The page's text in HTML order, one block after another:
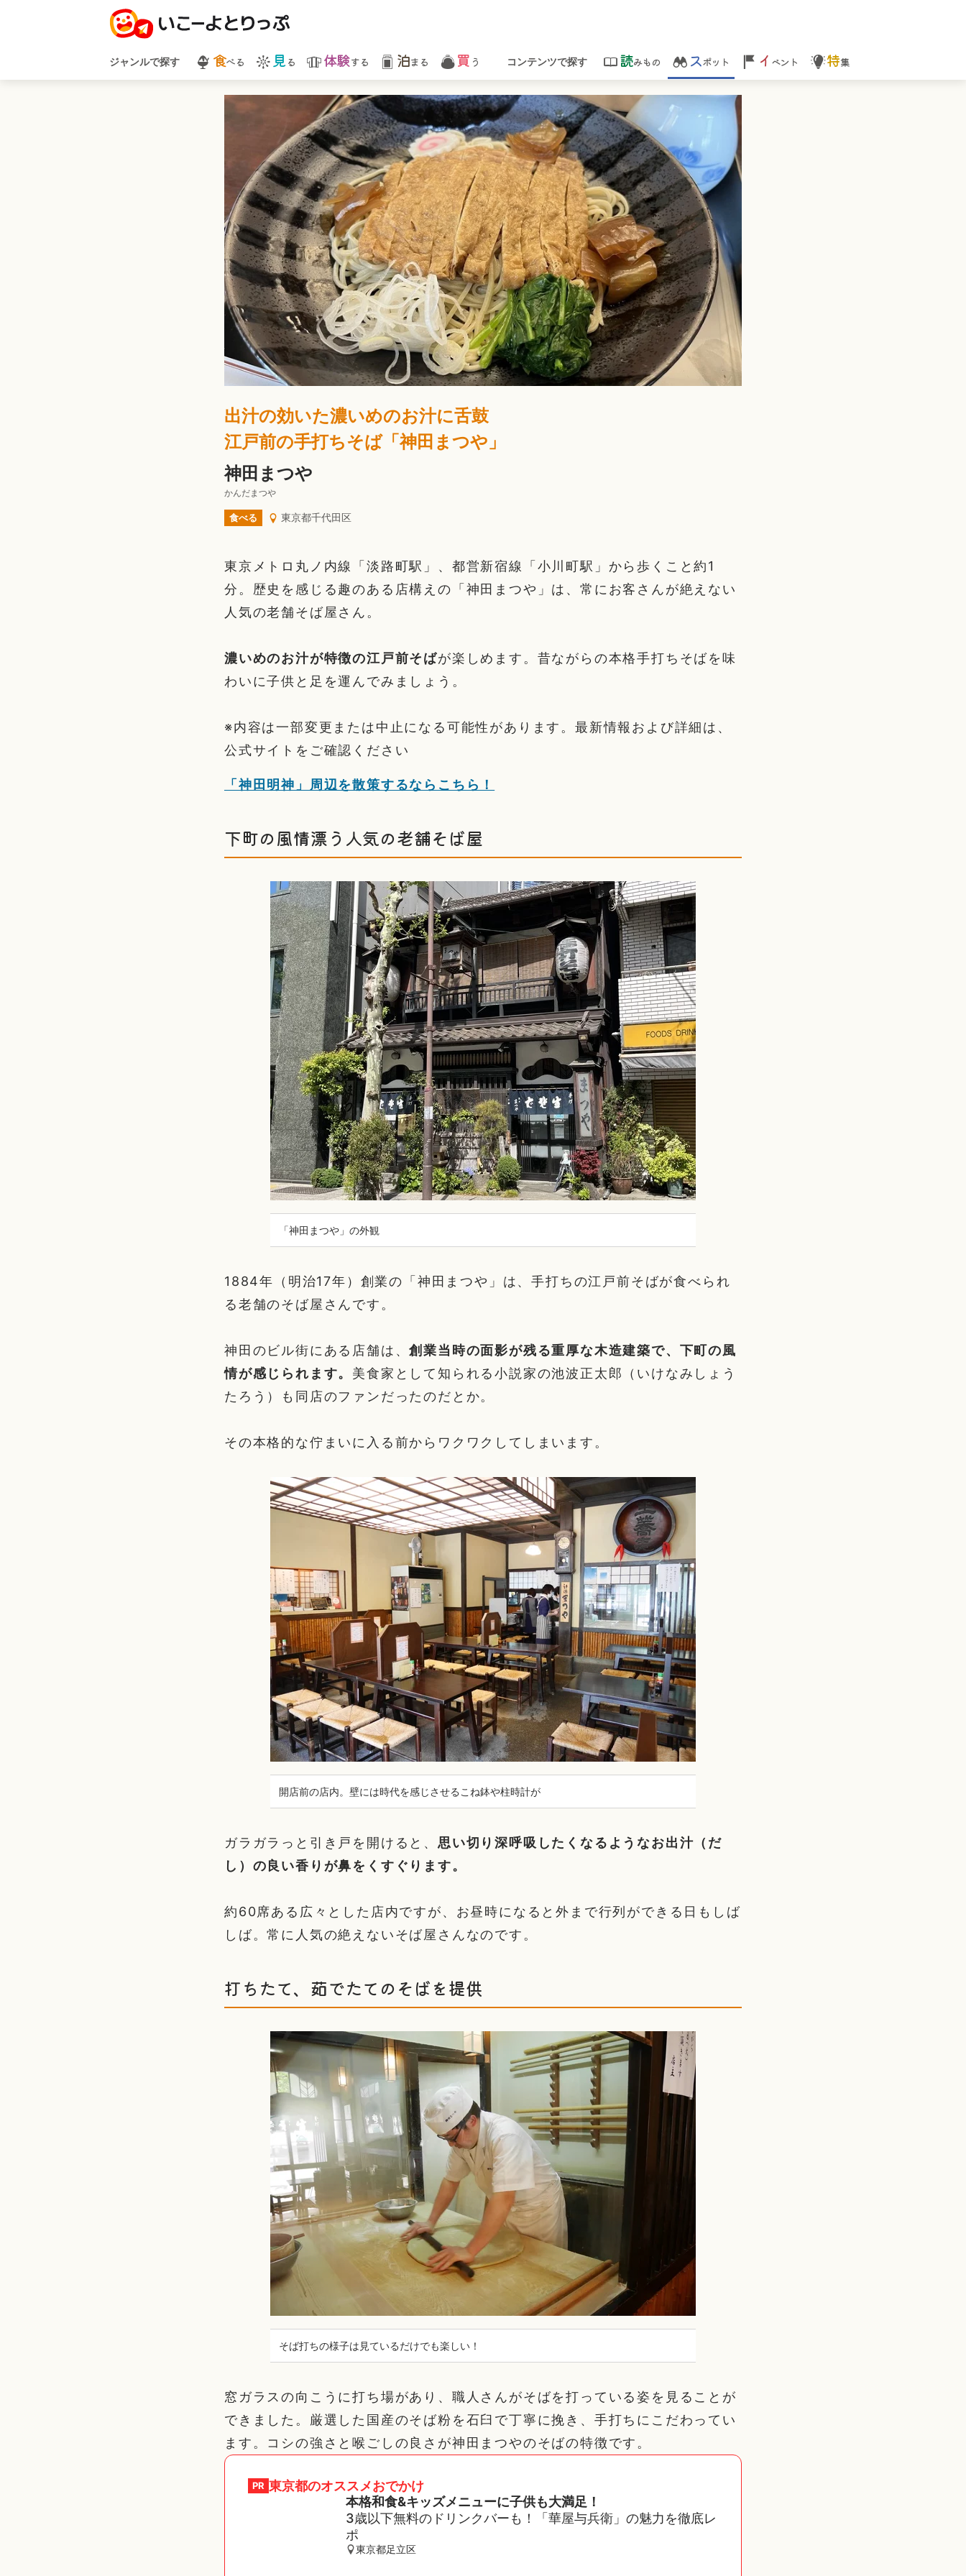
ジャンルで探す 食べる 見 る 体験する 泊まる 買 う コンテンツで探す 読みもの スポット イ ベント 特集
出汁の効いた濃いめのお汁に舌鼓
江戸前の手打ちそば「神田まつや」
神田まつや
かんだまつや
食べる 東京都千代田区
東京メトロ丸ノ内線「淡路町駅」、都営新宿線「小川町駅」から歩くこと約1
分。歴史を感じる趣のある店構えの「神田まつや」は、常にお客さんが絶えない
人気の老舗そば屋さん。
濃いめのお汁が特徴の江戸前そばが楽しめます。昔ながらの本格手打ちそばを味
わいに子供と足を運んでみましょう。
※内容は一部変更または中止になる可能性があります。最新情報および詳細は、
公式サイトをご確認ください
「神田明神」周辺を散策するならこちら！
下町の風情漂う人気の老舗そば屋
「神田まつや」の外観
1884年（明治17年）創業の「神田まつや」は、手打ちの江戸前そばが食べられ
る老舗のそば屋さんです。
神田のビル街にある店舗は、創業当時の面影が残る重厚な木造建築で、下町の風
情が感じられます。 美食家として知られる小説家の池波正太郎（いけなみしょう
たろう）も同店のファンだったのだとか。
その本格的な佇まいに入る前からワクワクしてしまいます。
開店前の店内。壁には時代を感じさせるこね鉢や柱時計が
ガラガラっと引き戸を開けると、 思い切り深呼吸したくなるようなお出汁（だ
し）の良い香りが鼻をくすぐります。
約60席ある広々とした店内ですが、お昼時になると外まで行列ができる日もしば
しば。常に人気の絶えないそば屋さんなのです。
打ちたて、茹でたてのそばを提供
そば打ちの様子は見ているだけでも楽しい！
窓ガラスの向こうに打ち場があり、職人さんがそばを打っている姿を見ることが
できました。厳選した国産のそば粉を石臼で丁寧に挽き、手打ちにこだわってい
ます。コシの強さと喉ごしの良さが神田まつやのそばの特徴です。
PR 東京都のオススメおでかけ
本格和食&キッズメニューに子供も大満足！
3歳以下無料のドリンクバーも！「華屋与兵衛」の魅力を徹底レ
ポ
東京都足立区